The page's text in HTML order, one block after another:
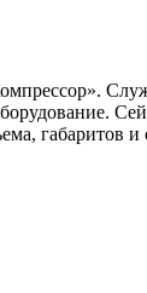
габаритов и